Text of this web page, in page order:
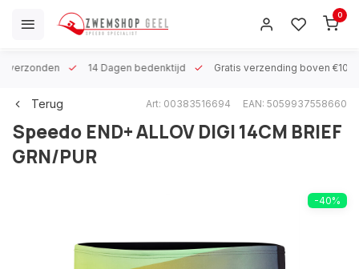
0
verzonden 14 Dagen bedenktijd Gratis verzending boven €100
Terug Art: 00383516694 EAN: 5059937558660
Speedo END+ ALLOV DIGI 14CM BRIEF
GRN/PUR
-40%